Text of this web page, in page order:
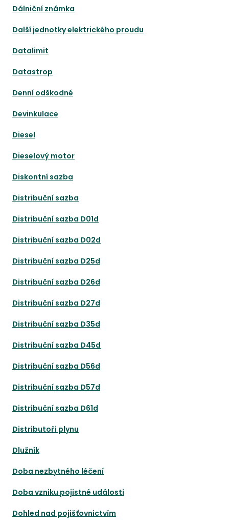
Dálniční známka
Další jednotky elektrického proudu
Datalimit
Datastrop
Denní odškodné
Devinkulace
Diesel
Dieselový motor
Diskontní sazba
Distribuční sazba
Distribuční sazba D01d
Distribuční sazba D02d
Distribuční sazba D25d
Distribuční sazba D26d
Distribuční sazba D27d
Distribuční sazba D35d
Distribuční sazba D45d
Distribuční sazba D56d
Distribuční sazba D57d
Distribuční sazba D61d
Distributoři plynu
Dlužník
Doba nezbytného léčení
Doba vzniku pojistné události
Dohled nad pojišťovnictvím